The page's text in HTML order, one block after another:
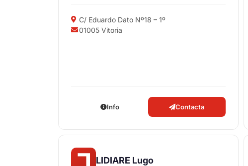
C/ Eduardo Dato Nº18 – 1º
01005 Vitoria
Info Contacta
LIDIARE Lugo